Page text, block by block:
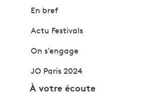
En bref
Actu Festivals
On s'engage
JO Paris 2024
À votre écoute